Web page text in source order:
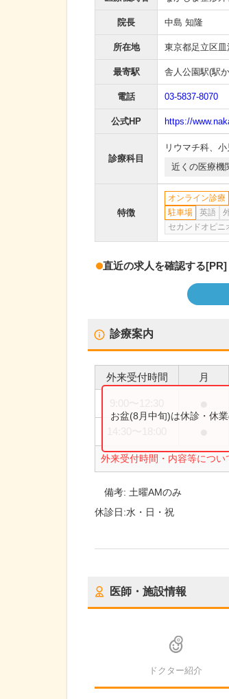
院長 中島 知隆
所在地 東京都足立区
最寄駅 舎人公園駅(駅
電話 03-5837-8070
公式HP https://
診療科目
リウマチ科、 小
近くの医療機
特徴
オンライン診療
駐車場
英語
セカンドオピニ
直近の求人を確認する[PR]
診療案内
外来受付時間 月
外来受付時間・内容等につい
お盆(8月中旬)は休診・休
備考: 土曜AMのみ
休診日:水・日・祝
医師・施設情報
ドクター紹介